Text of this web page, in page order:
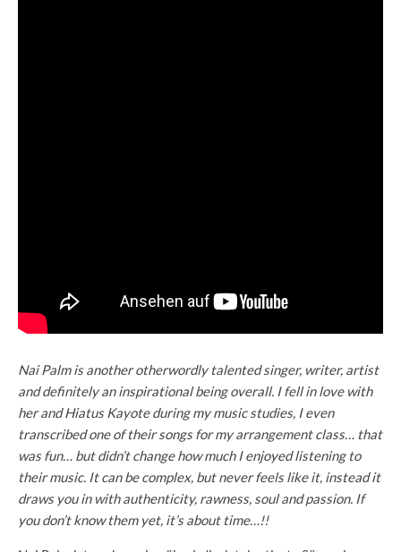
Nai Palm is another otherwordly talented singer, writer, artist
and definitely an inspirational being overall. I fell in love with
her and Hiatus Kayote during my music studies, I even
transcribed one of their songs for my arrangement class… that
was fun… but didn’t change how much I enjoyed listening to
their music. It can be complex, but never feels like it, instead it
draws you in with authenticity, rawness, soul and passion. If
you don’t know them yet, it’s about time…!!